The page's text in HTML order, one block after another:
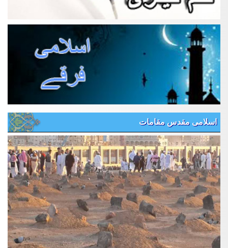
اسلامی مقدس مقامات